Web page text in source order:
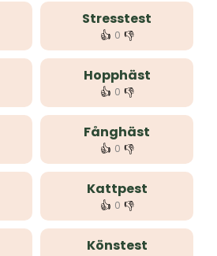
Stresstest
👍 0 👎
Hopphäst
👍 0 👎
Fånghäst
👍 0 👎
Kattpest
👍 0 👎
Könstest